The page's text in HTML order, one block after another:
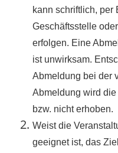
kann schriftlich, per
Geschäftsstelle
erfolgen. Eine
ist unwirksam.
Abmeldung bei der
Abmeldung wird
bzw. nicht erhoben.
Weist die
geeignet ist, das